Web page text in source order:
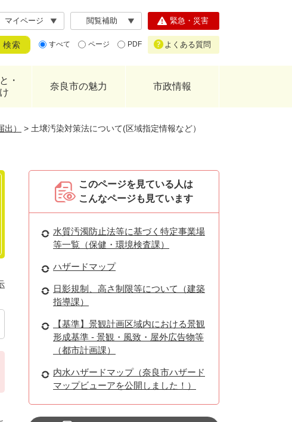
マイページ 閲覧補助
すべて ページ PDF
緊急・災害
よくある質問
・
奈良市の魅力 市政情報
） > 土壌汚染対策法について(区域指定情報など）
このページを見ている人は
こんなページも見ています
水質汚濁防止法等に基づく特定事業場
等一覧（保健・環境検査課）
ハザードマップ
日影規制、高さ制限等について（建築
指導課）
【基準】景観計画区域内における景観
形成基準 - 景観・風致・屋外広告物等
（都市計画課）
内水ハザードマップ（奈良市ハザード
マップビューアを公開しました！）